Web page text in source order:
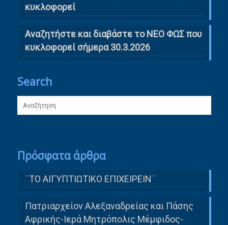
κυκλοφορεί
Αναζητήστε και διαβάστε το ΝΕΟ ΦΩΣ που
κυκλοφορεί σήμερα 30.3.2026
Search
Πρόσφατα άρθρα
¨ΤΟ ΑΙΓΥΠΤΙΩΤΙΚΟ ΕΠΙΧΕΙΡΕΙΝ¨
Πατριαρχείον Αλεξαναδρείας και Πάσης
Αφρικής-Ιερά Μητρόπολις Μέμφιδος-